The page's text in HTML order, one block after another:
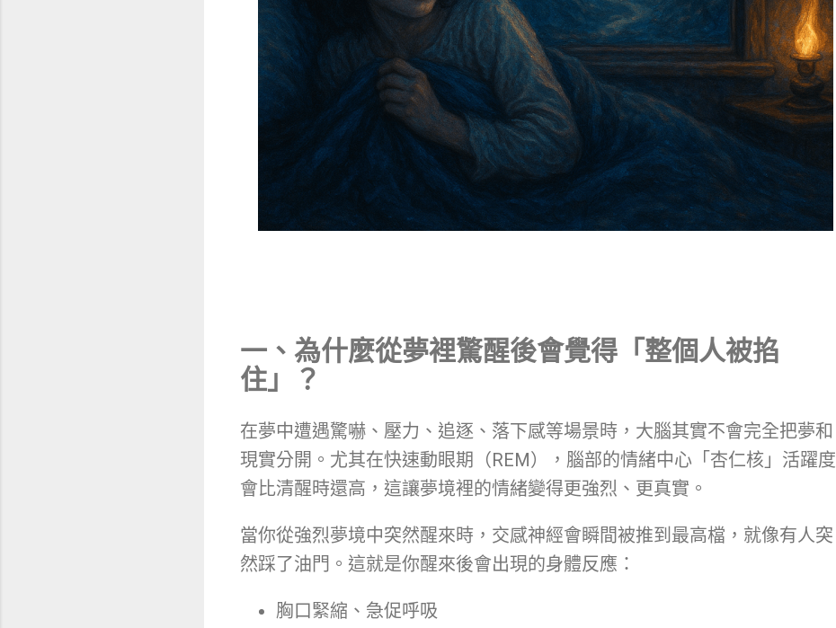
一、為什麼從夢裡驚醒後會覺得「整個人被掐
住」？
在夢中遭遇驚嚇、壓力、追逐、落下感等場景時，大腦其實不會完全把夢和
現實分開。尤其在快速動眼期（REM），腦部的情緒中心「杏仁核」活躍度
會比清醒時還高，這讓夢境裡的情緒變得更強烈、更真實。
當你從強烈夢境中突然醒來時，交感神經會瞬間被推到最高檔，就像有人突
然踩了油門。這就是你醒來後會出現的身體反應：
胸口緊縮、急促呼吸